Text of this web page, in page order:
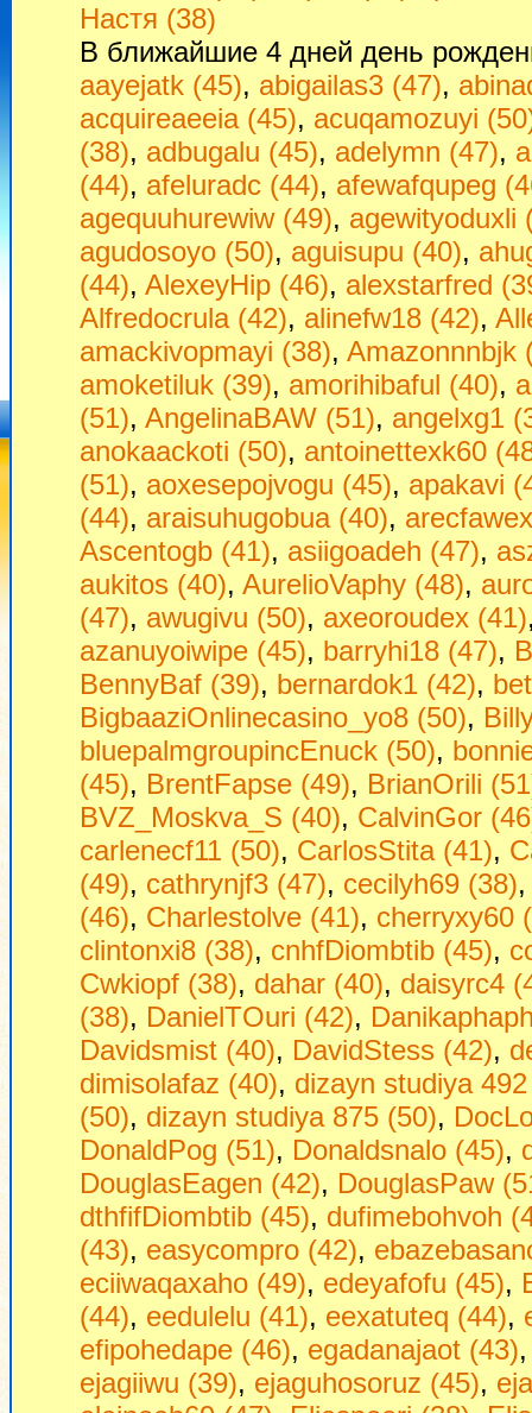
Настя (38)
В ближайшие 4 дней день
aayejatk (45), abigailas3 (47),
acquireaeeia (45), acuqamozuyi
(38), adbugalu (45), adelymn (47),
(44), afeluradc (44), afewafqupeg
agequuhurewiw (49), agewityoduxli
agudosoyo (50), aguisupu (40),
(44), AlexeyHip (46), alexstarfred
Alfredocrula (42), alinefw18 (42),
amackivopmayi (38), Amazonnnbjk
amoketiluk (39), amorihibaful (40),
(51), AngelinaBAW (51), angelxg1
anokaackoti (50), antoinettexk60
(51), aoxesepojvogu (45), apakavi
(44), araisuhugobua (40),
Ascentogb (41), asiigoadeh (47),
aukitos (40), AurelioVaphy (48),
(47), awugivu (50), axeoroudex (41)
azanuyoiwipe (45), barryhi18 (47),
BennyBaf (39), bernardok1 (42),
BigbaaziOnlinecasino_yo8 (50),
bluepalmgroupincEnuck (50),
(45), BrentFapse (49), BrianOrili
BVZ_Moskva_S (40), CalvinGor
carlenecf11 (50), CarlosStita (41),
(49), cathrynjf3 (47), cecilyh69 (38)
(46), Charlestolve (41), cherryxy60
clintonxi8 (38), cnhfDiombtib (45),
Cwkiopf (38), dahar (40), daisyrc4
(38), DanielTOuri (42),
Davidsmist (40), DavidStess (42),
dimisolafaz (40), dizayn studiya
(50), dizayn studiya 875 (50),
DonaldPog (51), Donaldsnalo (45),
DouglasEagen (42), DouglasPaw
dthfifDiombtib (45), dufimebohvoh
(43), easycompro (42),
eciiwaqaxaho (49), edeyafofu (45),
(44), eedulelu (41), eexatuteq (44),
efipohedape (46), egadanajaot (43)
ejagiiwu (39), ejaguhosoruz (45),